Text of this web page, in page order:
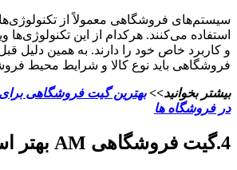
استفاده می‌کنند. هرکدام از این
و کاربرد خاص خود را دارند. به همین دلیل
فروشگاهی باید نوع کالا و شرایط محیط
بیشتر بخوانید>>بهترین گیت فروشگاهی
در فروشگاه ها
4.گیت فروشگاهی AM بهتر است یا RF؟